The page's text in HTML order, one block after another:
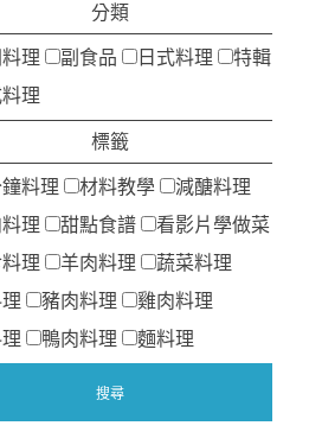
分類
理 副食品 日式料理
特輯
理
標籤
料理 材料教學
減醣料理
理
甜點食譜
看影片學做菜
理
羊肉料理
蔬菜料理
豬肉料理
雞肉料理
鴨肉料理 麵料理